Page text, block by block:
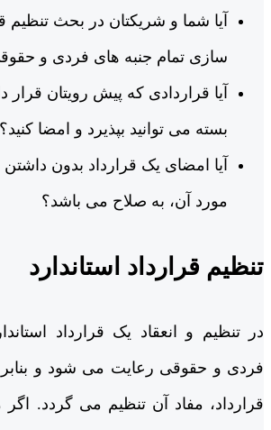
آیا شما و شریکتان در بحث تنظیم
سازی تمام جنبه های فردی و
آیا قراردادی که پیش رویتان
بسته می توانید بپذیرد و امضا کنید؟
آیا امضای یک قرارداد بدون
مورد آن، به صلاح می باشد؟
تنظیم قرارداد استاندارد
در تنظیم و انعقاد یک قرارداد
فردی و حقوقی رعایت می شود و
قرارداد، مفاد آن تنظیم می گردد.